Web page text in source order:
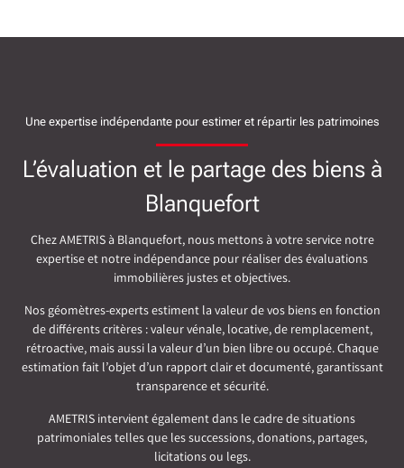
Une expertise indépendante pour estimer et répartir les patrimoines
L’évaluation et le partage des biens à
Blanquefort
Chez AMETRIS à Blanquefort, nous mettons à votre service notre
expertise et notre indépendance pour réaliser des évaluations
immobilières justes et objectives.
Nos géomètres-experts estiment la valeur de vos biens en fonction
de différents critères : valeur vénale, locative, de remplacement,
rétroactive, mais aussi la valeur d’un bien libre ou occupé. Chaque
estimation fait l’objet d’un rapport clair et documenté, garantissant
transparence et sécurité.
AMETRIS intervient également dans le cadre de situations
patrimoniales telles que les successions, donations, partages,
licitations ou legs.